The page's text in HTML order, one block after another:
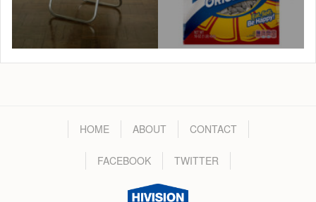
HOME ABOUT CONTACT
FACEBOOK TWITTER